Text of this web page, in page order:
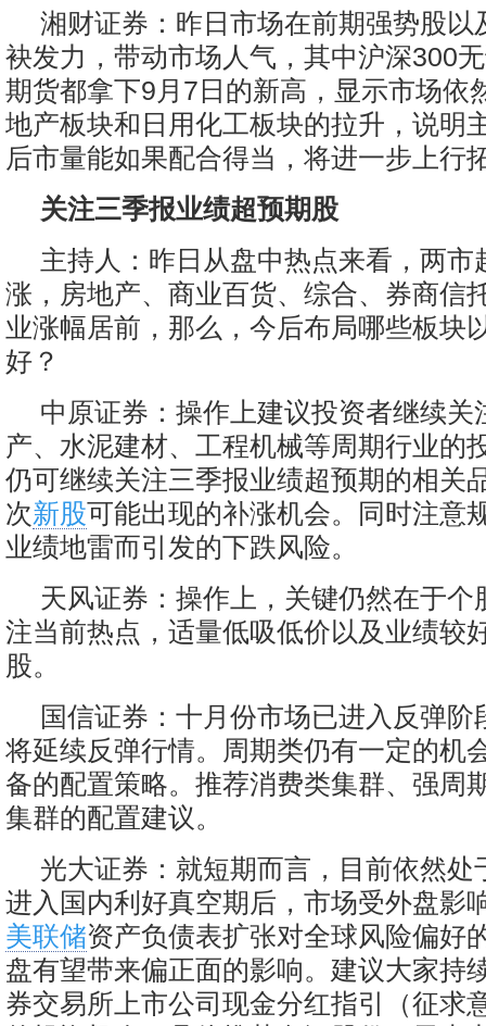
湘财证券：昨日市场在前期强势股以
袂发力，带动市场人气，其中沪深300
期货都拿下9月7日的新高，显示市场依
地产板块和日用化工板块的拉升，说明
后市量能如果配合得当，将进一步上行
关注三季报业绩超预期股
主持人：昨日从盘中热点来看，两市
涨，房地产、商业百货、综合、券商信
业涨幅居前，那么，今后布局哪些板块
好？
中原证券：操作上建议投资者继续关
产、水泥建材、工程机械等周期行业的
仍可继续关注三季报业绩超预期的相关
次新股可能出现的补涨机会。同时注意
业绩地雷而引发的下跌风险。
天风证券：操作上，关键仍然在于个
注当前热点，适量低吸低价以及业绩较
股。
国信证券：十月份市场已进入反弹阶
将延续反弹行情。周期类仍有一定的机
备的配置策略。推荐消费类集群、强周
集群的配置建议。
光大证券：就短期而言，目前依然处
进入国内利好真空期后，市场受外盘影
美联储资产负债表扩张对全球风险偏好
盘有望带来偏正面的影响。建议大家持
券交易所上市公司现金分红指引（征求